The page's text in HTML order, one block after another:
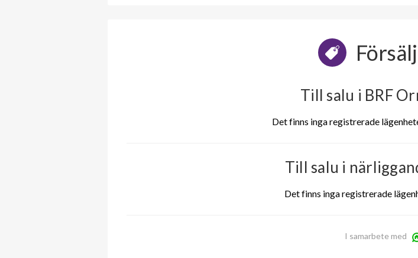
Till salu i BRF
Det finns inga registrerade
Till salu i
Det finns inga registrerade
I samarbete med